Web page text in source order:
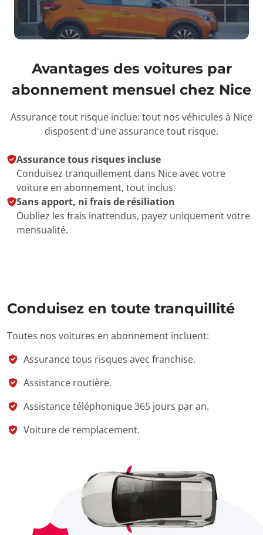
Avantages des voitures par
abonnement mensuel chez Nice
Assurance tout risque inclue: tout nos véhicules à Nice
disposent d'une assurance tout risque.
Assurance tous risques incluse
Conduisez tranquillement dans Nice avec votre
voiture en abonnement, tout inclus.
Sans apport, ni frais de résiliation
Oubliez les frais inattendus, payez uniquement votre
mensualité.
Conduisez en toute tranquillité
Toutes nos voitures en abonnement incluent:
Assurance tous risques avec franchise.
Assistance routière.
Assistance téléphonique 365 jours par an.
Voiture de remplacement.